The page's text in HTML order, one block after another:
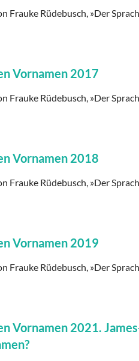
Frauke Rüdebusch, »Der
Vornamen 2017
Frauke Rüdebusch, »Der
Vornamen 2018
Frauke Rüdebusch, »Der
Vornamen 2019
Frauke Rüdebusch, »Der
Vornamen 2021.